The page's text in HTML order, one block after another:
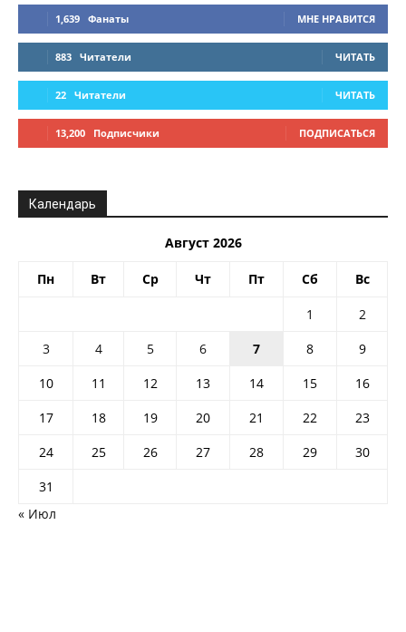
1,639 Фанаты МНЕ НРАВИТСЯ
883 Читатели ЧИТАТЬ
22 Читатели ЧИТАТЬ
13,200 Подписчики ПОДПИСАТЬСЯ
Календарь
Август 2026
Пн Вт Ср Чт Пт Сб Вс
1
2
3
4 5 6 7 8
9
10
11 12 13 14 15
16
17
18 19 20 21 22
23
24
25 26 27 28 29
30
31
« Июл